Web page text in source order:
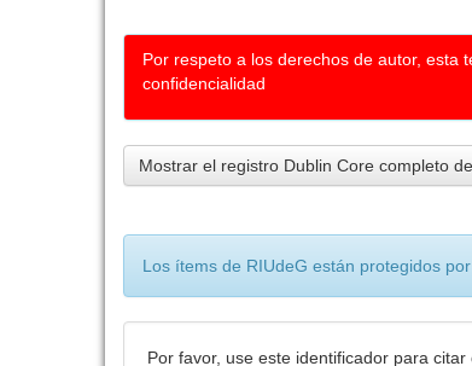
Por respeto a los derechos de autor, esta
confidencialidad
Mostrar el registro Dublin Core completo
Los ítems de RIUdeG están protegidos
Por favor, use este identificador para